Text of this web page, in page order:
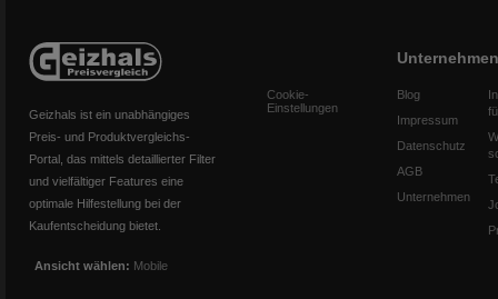
Geizhals ist ein unabhängiges
Preis- und Produktvergleichs-
Portal, das mittels detaillierter Filter
und vielfältiger Features eine
optimale Hilfestellung bei der
Kaufentscheidung bietet.
Ansicht wählen: Mobile
Cookie-
Einstellungen
Unternehmen
Blog
Impressum
Datenschutz
AGB
Unternehmen